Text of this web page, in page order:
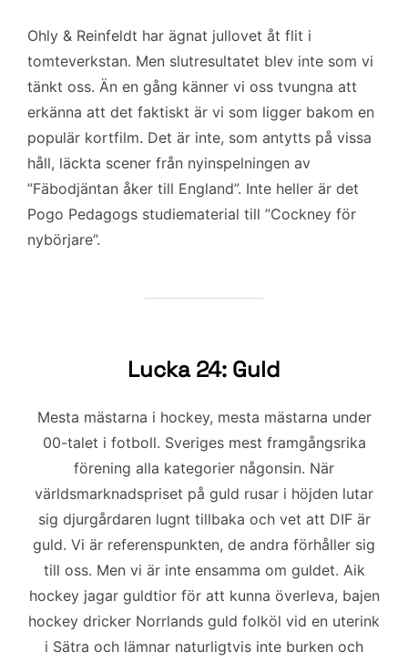
Ohly & Reinfeldt har ägnat jullovet åt flit i
tomteverkstan. Men slutresultatet blev inte som vi
tänkt oss. Än en gång känner vi oss tvungna att
erkänna att det faktiskt är vi som ligger bakom en
populär kortfilm. Det är inte, som antytts på vissa
håll, läckta scener från nyinspelningen av
”Fäbodjäntan åker till England”. Inte heller är det
Pogo Pedagogs studiematerial till ”Cockney för
nybörjare”.
Lucka 24: Guld
Mesta mästarna i hockey, mesta mästarna under
00-talet i fotboll. Sveriges mest framgångsrika
förening alla kategorier någonsin. När
världsmarknadspriset på guld rusar i höjden lutar
sig djurgårdaren lugnt tillbaka och vet att DIF är
guld. Vi är referenspunkten, de andra förhåller sig
till oss. Men vi är inte ensamma om guldet. Aik
hockey jagar guldtior för att kunna överleva, bajen
hockey dricker Norrlands guld folköl vid en uterink
i Sätra och lämnar naturligtvis inte burken och